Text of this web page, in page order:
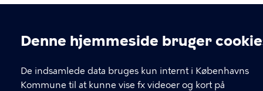
Cookieindstillinger
Denne hjemmeside bruger
De indsamlede data bruges kun internt i Københavns
Kommune til at kunne vise fx videoer og kort på